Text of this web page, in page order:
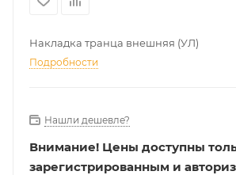
Накладка транца внешняя (УЛ)
Подробности
Нашли дешевле?
Внимание! Цены доступны
зарегистрированным и